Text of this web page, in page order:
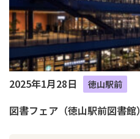
2025年1月28日 徳山駅前
図書フェア（徳山駅前図書館）